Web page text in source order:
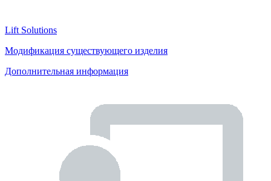
Lift Solutions
Модификация существующего изделия
Дополнительная информация